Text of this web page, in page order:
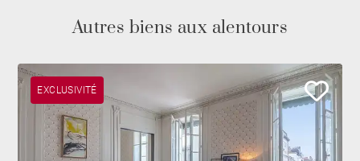
Autres biens aux alentours
EXCLUSIVITÉ